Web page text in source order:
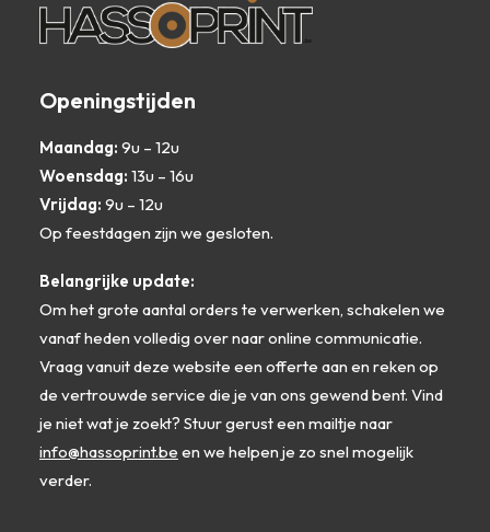
Openingstijden
Maandag: 9u – 12u
Woensdag: 13u – 16u
Vrijdag: 9u – 12u
Op feestdagen zijn we gesloten.
Belangrijke update:
Om het grote aantal orders te verwerken, schakelen we
vanaf heden volledig over naar online communicatie.
Vraag vanuit deze website een offerte aan en reken op
de vertrouwde service die je van ons gewend bent. Vind
je niet wat je zoekt? Stuur gerust een mailtje naar
info@hassoprint.be en we helpen je zo snel mogelijk
verder.